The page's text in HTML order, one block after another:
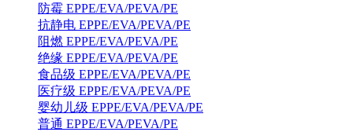
防霉 EPPE/EVA/PEVA/PE
抗静电 EPPE/EVA/PEVA/PE
阻燃 EPPE/EVA/PEVA/PE
绝缘 EPPE/EVA/PEVA/PE
食品级 EPPE/EVA/PEVA/PE
医疗级 EPPE/EVA/PEVA/PE
婴幼儿级 EPPE/EVA/PEVA/PE
普通 EPPE/EVA/PEVA/PE